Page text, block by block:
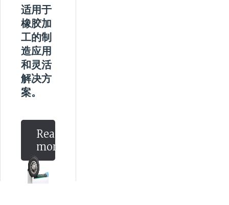
适用于
橡胶加
工的制
造应用
和灵活
解决方
案。
Read
more